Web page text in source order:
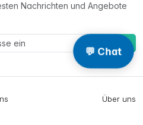
Nachrichten und Angebote
Eintragen
Über uns
💬 Chat